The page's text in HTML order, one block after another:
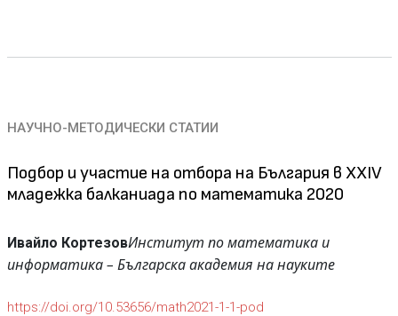
НАУЧНО-МЕТОДИЧЕСКИ СТАТИИ
Подбор и участие на отбора на България в XXIV
младежка балканиада по математика 2020
Ивайло КортезовИнститут по математика и
информатика – Българска академия на науките
https://doi.org/10.53656/math2021-1-1-pod